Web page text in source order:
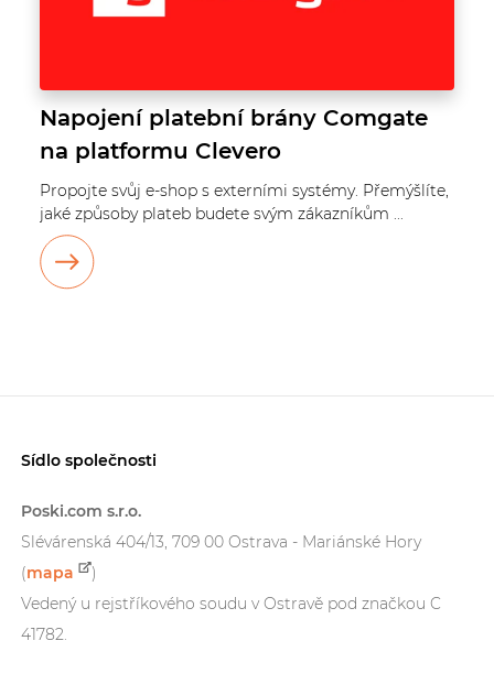
Napojení platební brány Comgate
na platformu Clevero
Propojte svůj e-shop s externími systémy. Přemýšlíte,
jaké způsoby plateb budete svým zákazníkům ...
Sídlo společnosti
Poski.com s.r.o.
Slévárenská 404/13, 709 00 Ostrava - Mariánské Hory
(mapa
)
Vedený u rejstříkového soudu v Ostravě pod značkou C
41782.